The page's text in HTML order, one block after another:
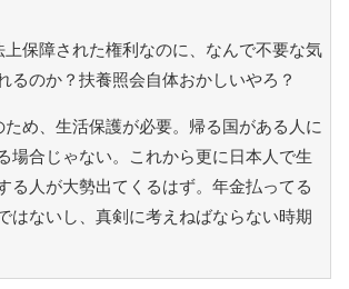
保障された権利なのに、なんで不要な気
るのか？扶養照会自体おかしいやろ？
め、生活保護が必要。帰る国がある人に
場合じゃない。これから更に日本人で生
る人が大勢出てくるはず。年金払ってる
はないし、真剣に考えねばならない時期